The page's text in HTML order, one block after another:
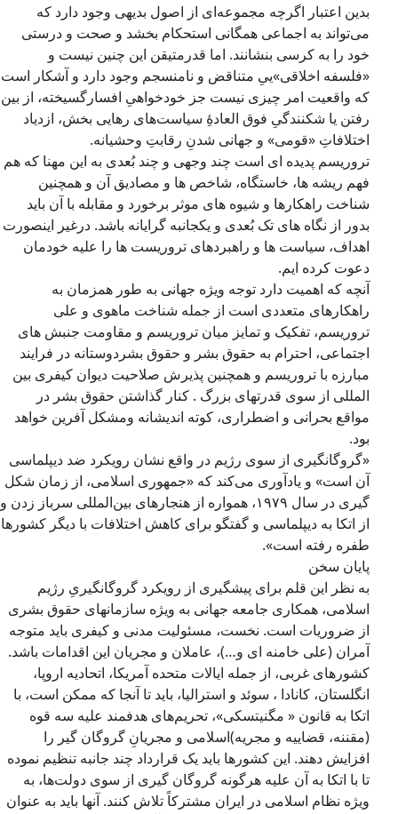
بدین اعتبار اگرچه مجموعه‌ای از اصول بدیهی وجود دارد که
می‌تواند به اجماعی همگانی استحکام بخشد و صحت و درستی
خود را به کرسی بنشانند. اما قدرمتیقن این چنین نیست و
«فلسفه اخلاقی»ییِ متناقض و نامنسجم وجود دارد و آشکار است
که واقعیت امر چیزی نیست جز خودخواهیِ افسارگسیخته، از بین
رفتن یا شکنندگیِ فوق العادۀِ سیاست‌های رهایی بخش، ازدیاد
اختلافاتِ «قومی» و جهانی شدنِ رقابتِ وحشیانه.
تروریسم پدیده ای است چند وجهی و چند بُعدی به این مهنا که هم
فهم ریشه ها، خاستگاه، شاخص ها و مصادیق آن و همچنین
شناخت راهکارها و شیوه های موثر برخورد و مقابله با آن باید
بدور از نگاه های تک بُعدی و یکجانبه گرایانه باشد. درغیر اینصورت
اهداف، سیاست ها و راهبردهای تروریست ها را علیه خودمان
دعوت کرده ایم.
آنچه که اهمیت دارد توجه ویژه جهانی به طور همزمان به
راهکارهای متعددی است از جمله شناخت ماهوی و علی
تروریسم، تفکیک و تمایز میان تروریسم و مقاومت جنبش های
اجتماعی، احترام به حقوق بشر و حقوق بشردوستانه در فرایند
مبارزه با تروریسم و همچنین پذیرش صلاحیت دیوان کیفری بین
المللی از سوی قدرتهای بزرگ . کنار گذاشتن حقوق بشر در
مواقع بحرانی و اضطراری، کوته اندیشانه ومشکل آفرین خواهد
بود.
«گروگانگیری از سوی رژیم در واقع نشان رویکرد ضد دیپلماسی
آن است» و یادآوری می‌کند که «جمهوری اسلامی، از زمان شکل
گیری در سال ۱۹٧۹، همواره از هنجارهای بین‌المللی سرباز زدن و
از اتکا به دیپلماسی و گفتگو برای کاهش اختلافات با دیگر کشورها
طفره رفته است».
پایان سخن
به نظر این قلم برای پیشگیری از رویکرد گروگانگیریِ رژیم
اسلامی، همکاری جامعه جهانی به ویژه سازمانهای حقوق بشری
از ضروریات است. نخست، مسئولیت مدنی و کیفری باید متوجه
آمران (علی خامنه ای و…)، عاملان و مجریان این اقدامات باشد.
کشورهای غربی، از جمله ایالات متحده آمریکا، اتحادیه اروپا،
انگلستان، کانادا ، سوئد و استرالیا، باید تا آنجا که ممکن است، با
اتکا به قانون « مگنیتسکی»، تحریم‌های هدفمند علیه سه قوه
(مقننه، قضاییه و مجریه)اسلامی و مجریانِ گروگان گیر را
افزایش دهند. این کشورها باید یک قرارداد چند جانبه تنظیم نموده
تا با اتکا به آن علیه هرگونه گروگان گیری از سوی دولت‌ها، به
ویژه نظام اسلامی در ایران مشترکاً تلاش کنند. آنها باید به عنوان